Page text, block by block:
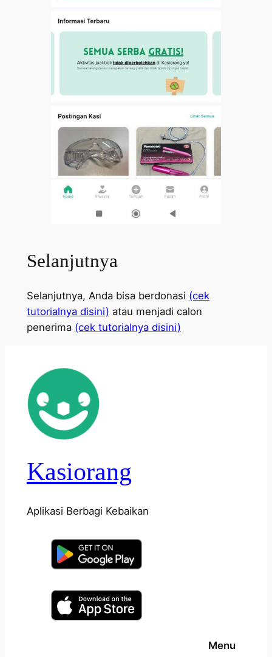
Selanjutnya
Selanjutnya, Anda bisa berdonasi (cek
tutorialnya disini) atau menjadi calon
penerima (cek tutorialnya disini)
Kasiorang
Aplikasi Berbagi Kebaikan
Menu